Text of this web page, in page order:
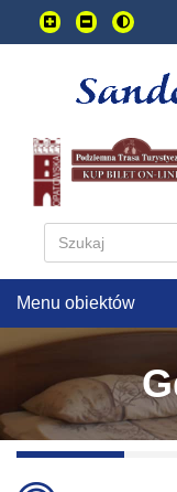
Przejdź
do
treści
Menu obiektów